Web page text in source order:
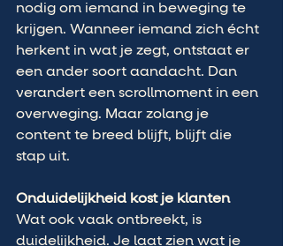
nodig om iemand in beweging te
krijgen. Wanneer iemand zich écht
herkent in wat je zegt, ontstaat er
een ander soort aandacht. Dan
verandert een scrollmoment in een
overweging. Maar zolang je
content te breed blijft, blijft die
stap uit.
Onduidelijkheid kost je klanten
Wat ook vaak ontbreekt, is
duidelijkheid. Je laat zien wat je